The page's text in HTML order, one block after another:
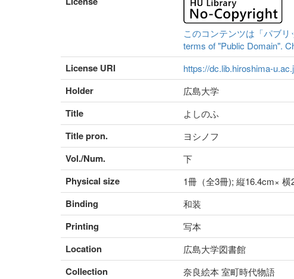
このコンテンツは「パブ
terms of "Public Domain".
License URI https://dc.lib.hiroshima-
Holder 広島大学
Title よしのふ
Title pron. ヨシノフ
Vol./Num. 下
Physical size 1冊（全3冊); 縦16.4cm×
Binding 和装
Printing 写本
Location 広島大学図書館
Collection 奈良絵本 室町時代物語